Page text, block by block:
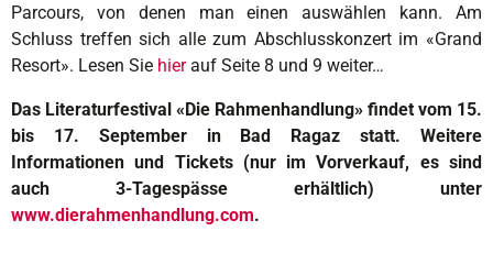
Parcours, von denen man einen auswählen kann. Am
Schluss treffen sich alle zum Abschlusskonzert im «Grand
Resort». Lesen Sie hierauf Seite 8 und 9 weiter…
Das Literaturfestival «Die Rahmenhandlung» findet vom 15.
bis 17. September in Bad Ragaz statt. Weitere
Informationen und Tickets (nur im Vorverkauf, es sind
auch 3-Tagespässe erhältlich) unter
www.dierahmenhandlung.com.